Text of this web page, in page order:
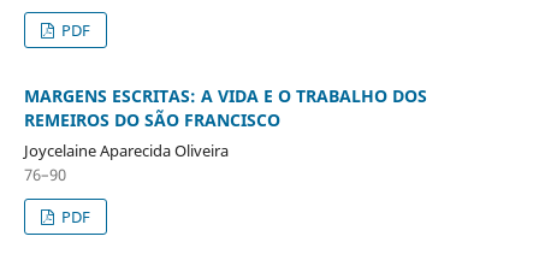
PDF
MARGENS ESCRITAS: A VIDA E O TRABALHO DOS
REMEIROS DO SÃO FRANCISCO
Joycelaine Aparecida Oliveira
76–90
PDF